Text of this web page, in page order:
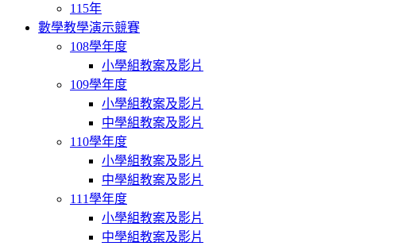
115年
數學教學演示競賽
108學年度
小學組教案及影片
109學年度
小學組教案及影片
中學組教案及影片
110學年度
小學組教案及影片
中學組教案及影片
111學年度
小學組教案及影片
中學組教案及影片